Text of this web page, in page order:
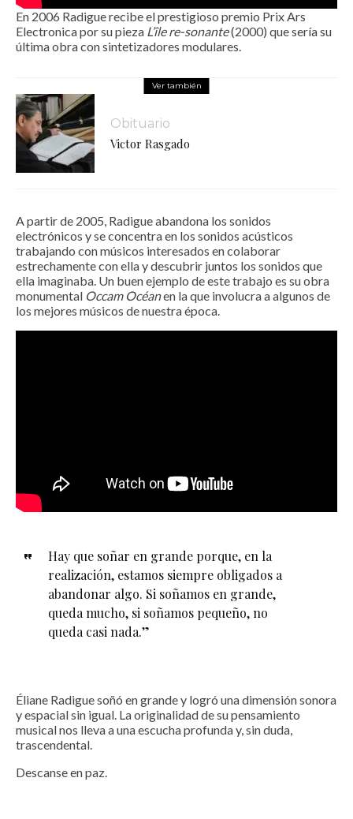
En 2006 Radigue recibe el prestigioso premio Prix Ars
Electronica por su pieza L’île re-sonante(2000) que sería su
última obra con sintetizadores modulares.
Ver también
Obituario
Victor Rasgado
A partir de 2005, Radigue abandona los sonidos
electrónicos y se concentra en los sonidos acústicos
trabajando con músicos interesados en colaborar
estrechamente con ella y descubrir juntos los sonidos que
ella imaginaba. Un buen ejemplo de este trabajo es su obra
monumental Occam Océanen la que involucra a algunos de
los mejores músicos de nuestra época.
Hay que soñar en grande porque, en la
realización, estamos siempre obligados a
abandonar algo. Si soñamos en grande,
queda mucho, si soñamos pequeño, no
queda casi nada.”
Éliane Radigue soñó en grande y logró una dimensión sonora
y espacial sin igual. La originalidad de su pensamiento
musical nos lleva a una escucha profunda y, sin duda,
trascendental.
Descanse en paz.